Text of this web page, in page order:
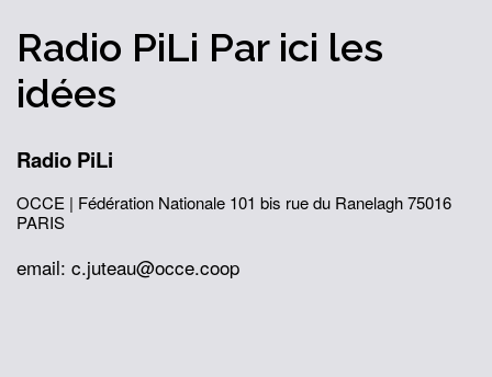
Radio PiLi Par ici les
idées
Radio PiLi
OCCE | Fédération Nationale 101 bis rue du Ranelagh75016
PARIS
email: c.juteau@occe.coop